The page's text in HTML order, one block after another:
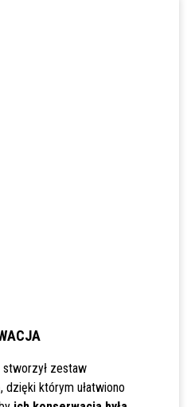
stworzył zestaw
którym ułatwiono